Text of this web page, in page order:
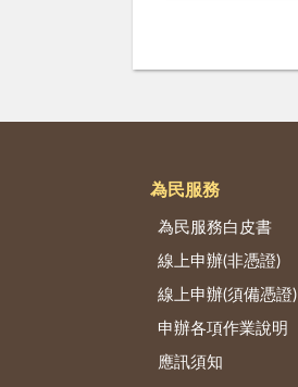
為民服務
為民服務白皮書
線上申辦(非憑證)
線上申辦(須備憑證)
申辦各項作業說明
應訊須知